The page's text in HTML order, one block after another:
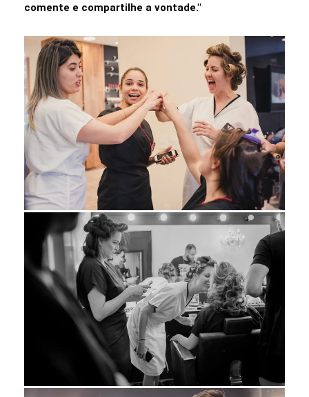
comente e compartilhe a vontade."